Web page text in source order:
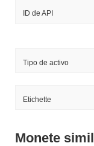
ID de API
Tipo de activo
Etichette
Monete